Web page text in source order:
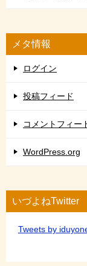
メタ情報
ログイン
投稿フィード
コメントフィー
WordPress.org
いづよねTwitter
Tweets by